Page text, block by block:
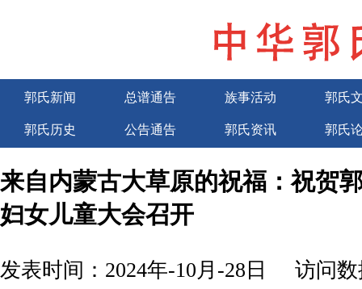
郭氏新闻 总谱通告 族事活动 郭氏
郭氏历史 公告通告 郭氏资讯 郭氏
来自内蒙古大草原的祝福：祝贺
妇女儿童大会召开
发表时间：2024年-10月-28日 访问数